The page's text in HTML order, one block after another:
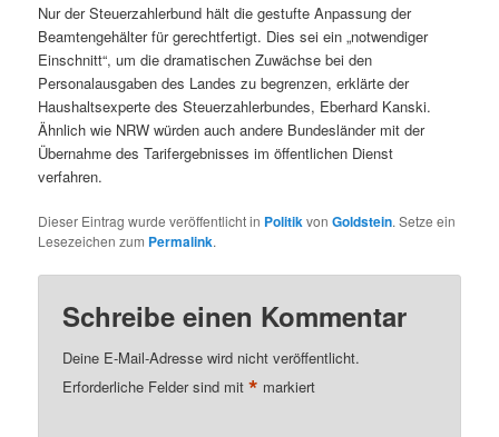
Nur der Steuerzahlerbund hält die gestufte Anpassung der
Beamtengehälter für gerechtfertigt. Dies sei ein „notwendiger
Einschnitt“, um die dramatischen Zuwächse bei den
Personalausgaben des Landes zu begrenzen, erklärte der
Haushaltsexperte des Steuerzahlerbundes, Eberhard Kanski.
Ähnlich wie NRW würden auch andere Bundesländer mit der
Übernahme des Tarifergebnisses im öffentlichen Dienst
verfahren.
Dieser Eintrag wurde veröffentlicht in PolitikvonGoldstein. Setze ein
Lesezeichen zum Permalink.
Schreibe einen Kommentar
Deine E-Mail-Adresse wird nicht veröffentlicht.
Erforderliche Felder sind mit* markiert